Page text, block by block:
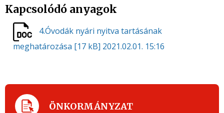
Kapcsolódó anyagok
4.Óvodák nyári nyitva tartásának
meghatározása [17 kB] 2021.02.01. 15:16
ÖNKORMÁNYZAT